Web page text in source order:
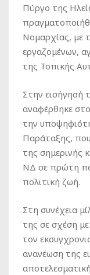
Πύργο της
Νομαρχίας, με
εργαζομένων,
της Τοπικής
Στην εισήγησή
αναφέρθηκε
την
Παράταξης,
της σημερινής
ΝΔ σε πρώτη
πολιτική ζωή.
Στη συνέχεια
της σε σχέση
τον
ανανέωση της